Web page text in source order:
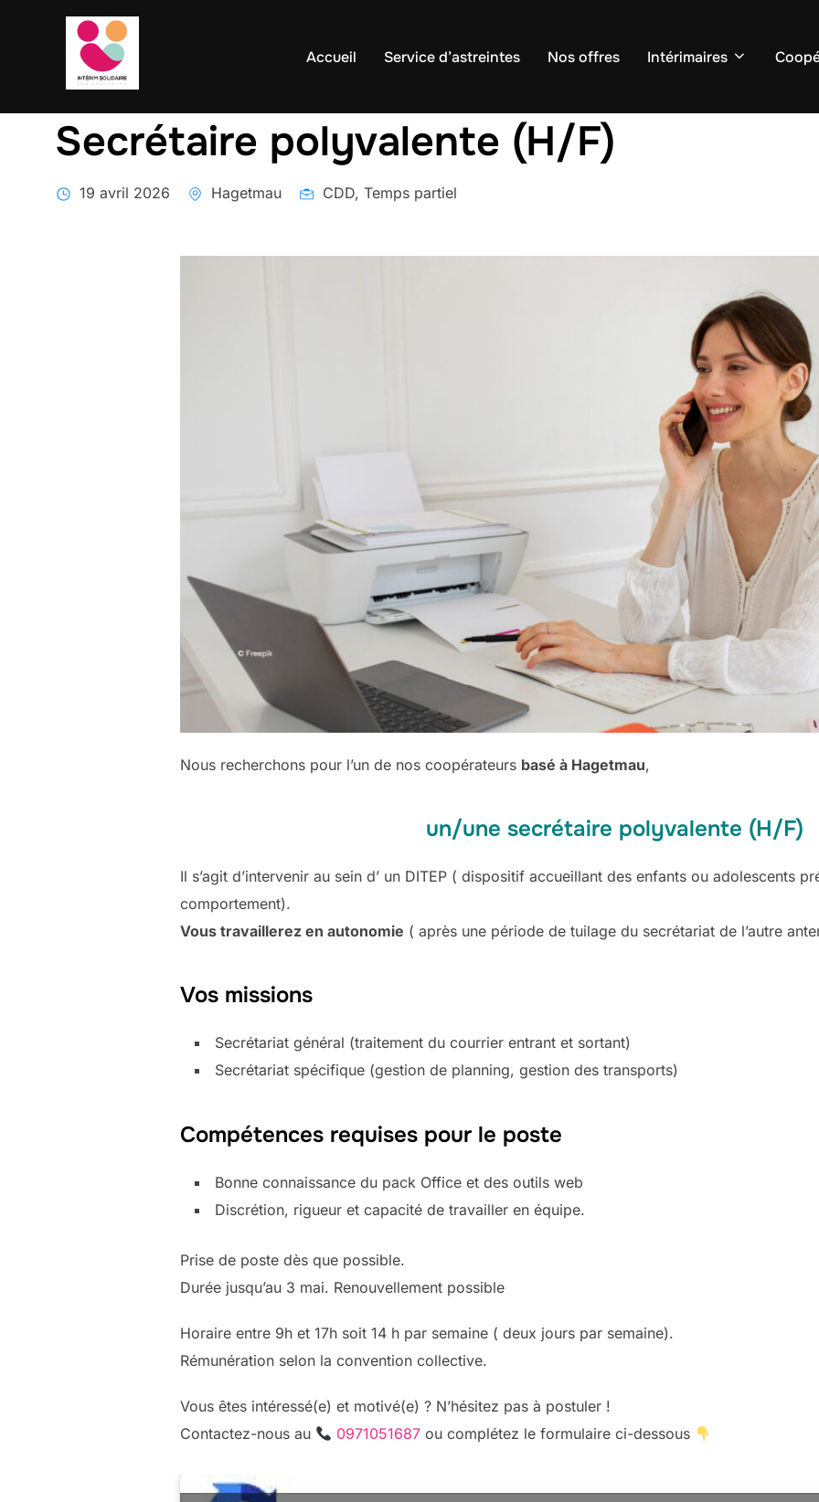
Accueil Service d’astreintes Nos offres Intérimaires
Secrétaire polyvalente (H/F)
19 avril 2026 Hagetmau CDD, Temps partiel
Nous recherchons pour l’un de nos coopérateurs basé à Hagetmau,
un/une secrétaire polyvalente (H/F)
Il s’agit d’intervenir au sein d’ un DITEP ( dispositif accueillant des enfants ou adolescents
comportement).
Vous travaillerez en autonomie ( après une période de tuilage du secrétariat de l’autre
Vos missions
Secrétariat général (traitement du courrier entrant et sortant)
Secrétariat spécifique (gestion de planning, gestion des transports)
Compétences requises pour le poste
Bonne connaissance du pack Office et des outils web
Discrétion, rigueur et capacité de travailler en équipe.
Prise de poste dès que possible.
Durée jusqu’au 3 mai. Renouvellement possible
Horaire entre 9h et 17h soit 14 h par semaine ( deux jours par semaine).
Rémunération selon la convention collective.
Vous êtes intéressé(e) et motivé(e) ? N’hésitez pas à postuler !
Contactez-nous au
0971051687 ou complétez le formulaire ci-dessous